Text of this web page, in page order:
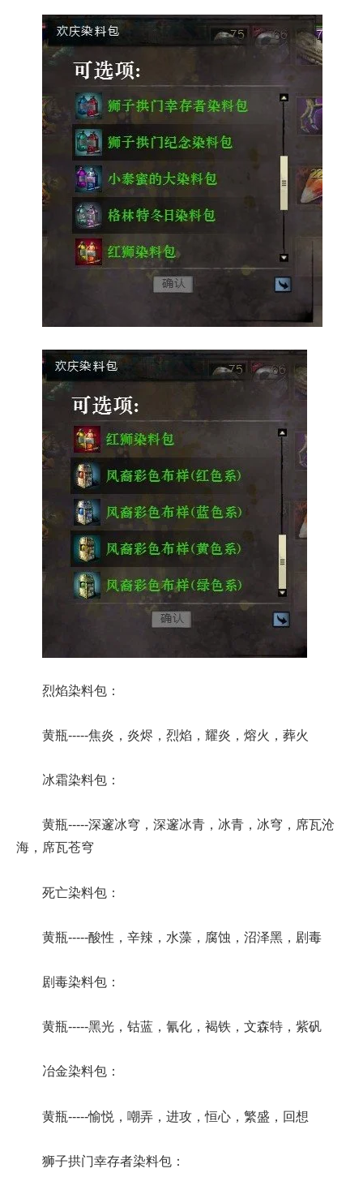
烈焰染料包：
黄瓶-----焦炎，炎烬，烈焰，耀炎，熔火，葬火
冰霜染料包：
黄瓶-----深邃冰穹，深邃冰青，冰青，冰穹，席瓦沧
海，席瓦苍穹
死亡染料包：
黄瓶-----酸性，辛辣，水藻，腐蚀，沼泽黑，剧毒
剧毒染料包：
黄瓶-----黑光，钴蓝，氰化，褐铁，文森特，紫矾
冶金染料包：
黄瓶-----愉悦，嘲弄，进攻，恒心，繁盛，回想
狮子拱门幸存者染料包：